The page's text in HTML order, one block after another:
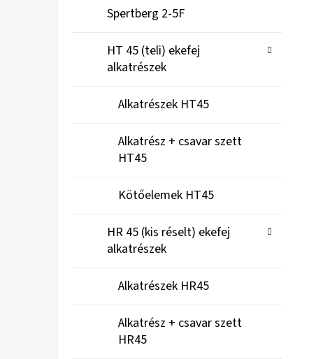
Spertberg 2-5F
HT 45 (teli) ekefej
alkatrészek
Alkatrészek HT45
Alkatrész + csavar szett
HT45
Kötőelemek HT45
HR 45 (kis réselt) ekefej
alkatrészek
Alkatrészek HR45
Alkatrész + csavar szett
HR45